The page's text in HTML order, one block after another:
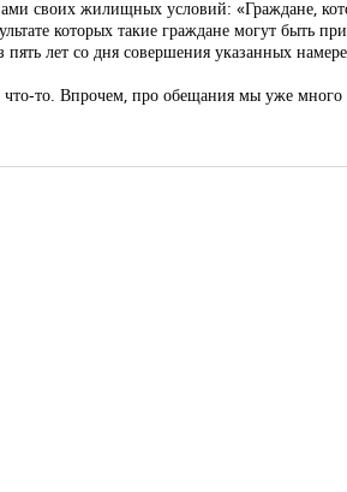
своих жилищных условий: «Граждане,
которых такие граждане могут
лет со дня совершения указанных
то. Впрочем, про обещания мы уже много